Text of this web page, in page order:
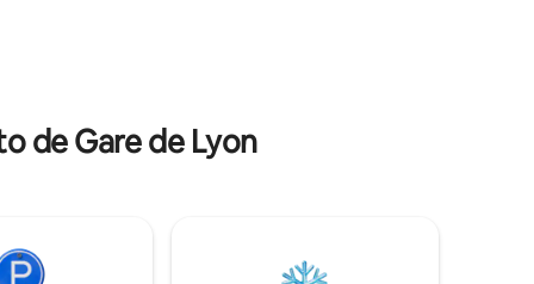
de Gare de Lyon